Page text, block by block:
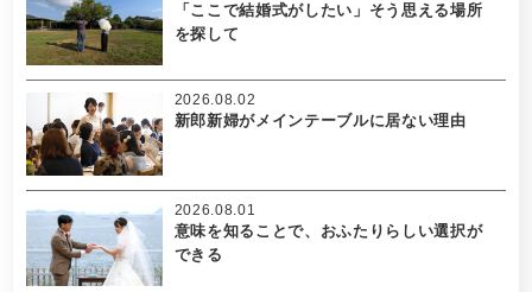
「ここで結婚式がしたい」そう思える場所
を探して
新郎新婦がメインテーブルに居ない理由
2026.08.02
意味を知ることで、おふたりらしい選択が
できる
2026.08.01